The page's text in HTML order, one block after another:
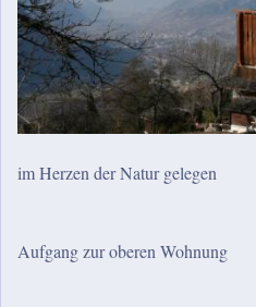
im Herzen der Natur gelegen
Aufgang zur oberen Wohnung